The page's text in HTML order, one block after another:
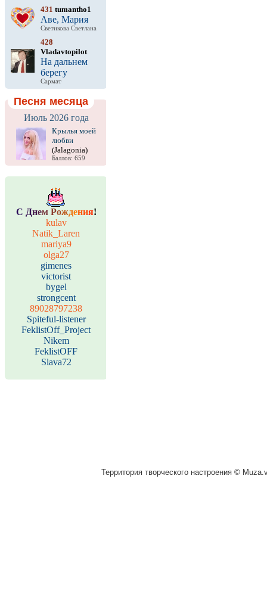
431 tumantho1
Аве, Мария
Светикова Светлана
428
Vladavtopilot
На дальнем
берегу
Сармат
Песня месяца
Июль 2026 года
Крылья моей
любви
(Jalagonia)
Баллов: 659
С Днем Рождения!
kulav
Natik_Laren
mariya9
olga27
gimenes
victorist
bygel
strongcent
89028797238
Spiteful-listener
FeklistOff_Project
Nikem
FeklistOFF
Slava72
Территория творческого настроения ©